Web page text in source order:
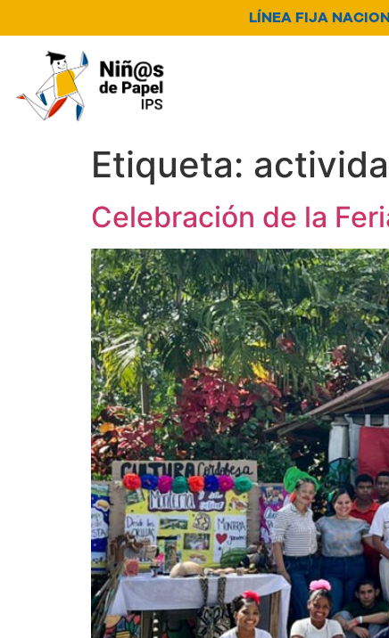
LÍNEA FIJA
Etiqueta:
Celebración de la